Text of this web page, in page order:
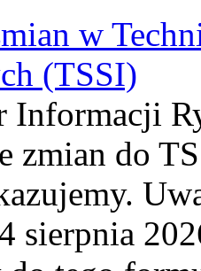
w
(TSSI)
Informacji
zmian do
sierpnia